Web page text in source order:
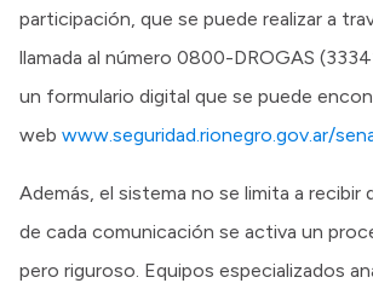
participación, que se puede realizar a
llamada al número 0800-DROGAS
un formulario digital que se puede
web www.seguridad.rionegro.gov.ar/
Además, el sistema no se limita a recibir
de cada comunicación se activa un
pero riguroso. Equipos especializados